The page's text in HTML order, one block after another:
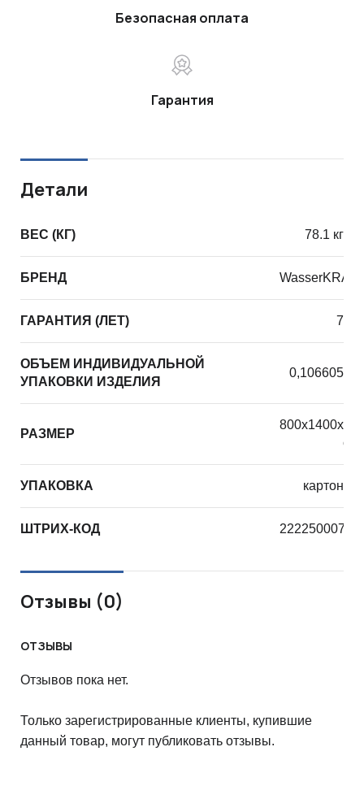
Безопасная оплата
Гарантия
Детали
ВЕС (КГ) 78.1 кг
БРЕНД
ГАРАНТИЯ (ЛЕТ) 7
ОБЪЕМ ИНДИВИДУАЛЬНОЙ
УПАКОВКИ ИЗДЕЛИЯ
0,106605
РАЗМЕР
800х1400х30
см
УПАКОВКА картон
ШТРИХ-КОД
Отзывы (0)
ОТЗЫВЫ
Отзывов пока нет.
Только зарегистрированные клиенты, купившие
данный товар, могут публиковать отзывы.